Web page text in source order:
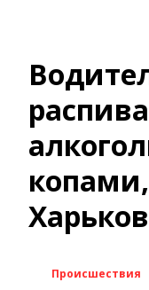
Происшествия